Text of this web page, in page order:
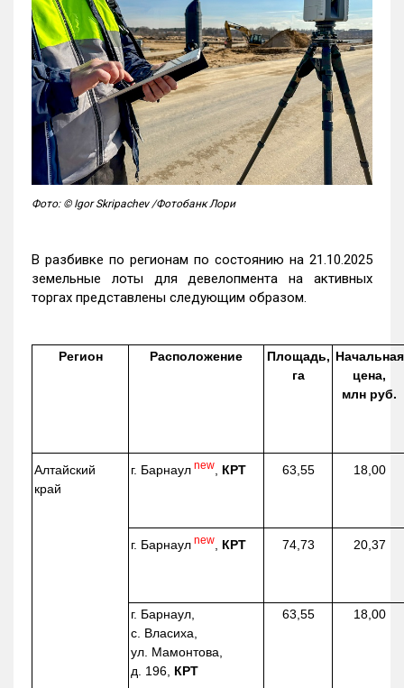
Фото: © Igor Skripachev /Фотобанк Лори
В разбивке по регионам по состоянию на 21.10.2025
земельные лоты для девелопмента на активных
торгах представлены следующим образом.
Регион Расположение
Площадь,
га
Начальная
цена,
млн руб.
Алтайский
край
г. Барнаул new КРТ 63,55 18,00
г. Барнаул new КРТ 74,73 20,37
г. Барнаул,
с. Власиха,
ул. Мамонтова,
д. 196, КРТ
63,55 18,00